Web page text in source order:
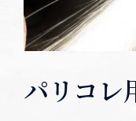
パリコレ